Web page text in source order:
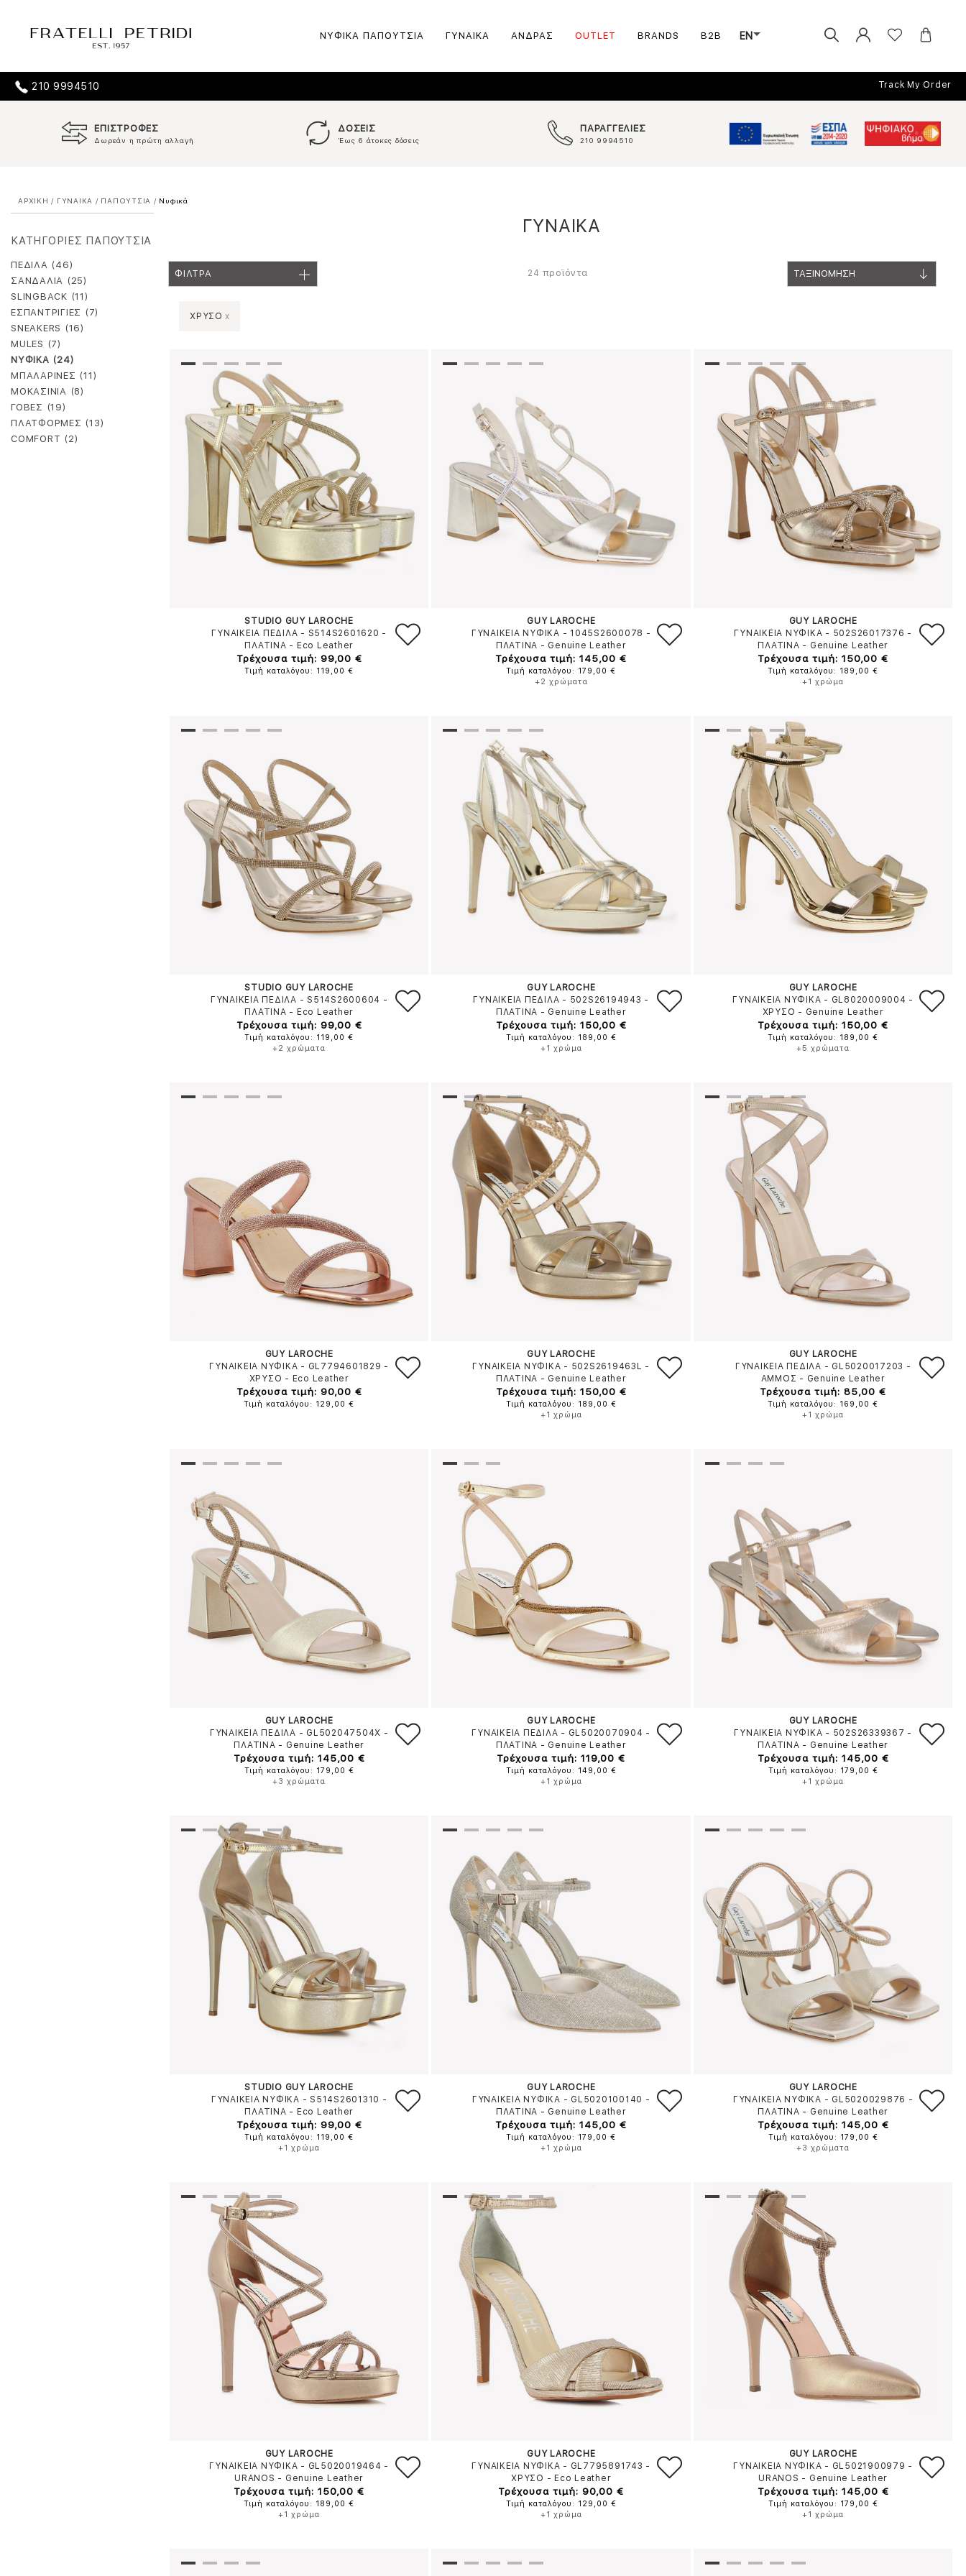
ΝΥΦΙΚΑ ΠΑΠΟΥΤΣΙΑ ΓΥΝΑΙΚΑ ΑΝΔΡΑΣ OUTLET BRANDS B2B EN
210 9994510 Track My Order
ΕΠΙΣΤΡΟΦΕΣ
Δωρεάν η πρώτη αλλαγή
ΔΟΣΕΙΣ
Έως 6 άτοκες δόσεις
ΠΑΡΑΓΓΕΛΙΕΣ
210 9994510
ΑΡΧΙΚΗ / ΓΥΝΑΙΚΑ / ΠΑΠΟΥΤΣΙΑ / Νυφικά
ΚΑΤΗΓΟΡΙΕΣ ΠΑΠΟΥΤΣΙΑ
ΠΕΔΙΛΑ (46)
ΣΑΝΔΑΛΙΑ (25)
SLINGBACK (11)
ΕΣΠΑΝΤΡΙΓΙΕΣ (7)
SNEAKERS (16)
MULES (7)
ΝΥΦΙΚΑ (24)
ΜΠΑΛΑΡΙΝΕΣ (11)
ΜΟΚΑΣΙΝΙΑ (8)
ΓΟΒΕΣ (19)
ΠΛΑΤΦΟΡΜΕΣ (13)
COMFORT (2)
ΓΥΝΑΙΚΑ
ΦΙΛΤΡΑ 24 προϊόντα ΤΑΞΙΝΟΜΗΣΗ
ΧΡΥΣΟ x
STUDIO GUY LAROCHE
ΓΥΝΑΙΚΕΙΑ ΠΕΔΙΛΑ - S514S2601620 -
ΠΛΑΤΙΝΑ - Eco Leather
Τρέχουσα τιμή: 99,00 €
Τιμή καταλόγου: 119,00 €
GUY LAROCHE
ΓΥΝΑΙΚΕΙΑ ΝΥΦΙΚΑ - 1045S2600078 -
ΠΛΑΤΙΝΑ - Genuine Leather
Τρέχουσα τιμή: 145,00 €
Τιμή καταλόγου: 179,00 €
+2 χρώματα
GUY LAROCHE
ΓΥΝΑΙΚΕΙΑ ΝΥΦΙΚΑ - 502S26017376 -
ΠΛΑΤΙΝΑ - Genuine Leather
Τρέχουσα τιμή: 150,00 €
Τιμή καταλόγου: 189,00 €
+1 χρώμα
STUDIO GUY LAROCHE
ΓΥΝΑΙΚΕΙΑ ΠΕΔΙΛΑ - S514S2600604 -
ΠΛΑΤΙΝΑ - Eco Leather
Τρέχουσα τιμή: 99,00 €
Τιμή καταλόγου: 119,00 €
+2 χρώματα
GUY LAROCHE
ΓΥΝΑΙΚΕΙΑ ΠΕΔΙΛΑ - 502S26194943 -
ΠΛΑΤΙΝΑ - Genuine Leather
Τρέχουσα τιμή: 150,00 €
Τιμή καταλόγου: 189,00 €
+1 χρώμα
GUY LAROCHE
ΓΥΝΑΙΚΕΙΑ ΝΥΦΙΚΑ - GL8020009004 -
ΧΡΥΣΟ - Genuine Leather
Τρέχουσα τιμή: 150,00 €
Τιμή καταλόγου: 189,00 €
+5 χρώματα
GUY LAROCHE
ΓΥΝΑΙΚΕΙΑ ΝΥΦΙΚΑ - GL7794601829 -
ΧΡΥΣΟ - Eco Leather
Τρέχουσα τιμή: 90,00 €
Τιμή καταλόγου: 129,00 €
GUY LAROCHE
ΓΥΝΑΙΚΕΙΑ ΝΥΦΙΚΑ - 502S2619463L -
ΠΛΑΤΙΝΑ - Genuine Leather
Τρέχουσα τιμή: 150,00 €
Τιμή καταλόγου: 189,00 €
+1 χρώμα
GUY LAROCHE
ΓΥΝΑΙΚΕΙΑ ΠΕΔΙΛΑ - GL5020017203 -
ΑΜΜΟΣ - Genuine Leather
Τρέχουσα τιμή: 85,00 €
Τιμή καταλόγου: 169,00 €
+1 χρώμα
GUY LAROCHE
ΓΥΝΑΙΚΕΙΑ ΠΕΔΙΛΑ - GL502047504X -
ΠΛΑΤΙΝΑ - Genuine Leather
Τρέχουσα τιμή: 145,00 €
Τιμή καταλόγου: 179,00 €
+3 χρώματα
GUY LAROCHE
ΓΥΝΑΙΚΕΙΑ ΠΕΔΙΛΑ - GL5020070904 -
ΠΛΑΤΙΝΑ - Genuine Leather
Τρέχουσα τιμή: 119,00 €
Τιμή καταλόγου: 149,00 €
+1 χρώμα
GUY LAROCHE
ΓΥΝΑΙΚΕΙΑ ΝΥΦΙΚΑ - 502S26339367 -
ΠΛΑΤΙΝΑ - Genuine Leather
Τρέχουσα τιμή: 145,00 €
Τιμή καταλόγου: 179,00 €
+1 χρώμα
STUDIO GUY LAROCHE
ΓΥΝΑΙΚΕΙΑ ΝΥΦΙΚΑ - S514S2601310 -
ΠΛΑΤΙΝΑ - Eco Leather
Τρέχουσα τιμή: 99,00 €
Τιμή καταλόγου: 119,00 €
+1 χρώμα
GUY LAROCHE
ΓΥΝΑΙΚΕΙΑ ΝΥΦΙΚΑ - GL5020100140 -
ΠΛΑΤΙΝΑ - Genuine Leather
Τρέχουσα τιμή: 145,00 €
Τιμή καταλόγου: 179,00 €
+1 χρώμα
GUY LAROCHE
ΓΥΝΑΙΚΕΙΑ ΝΥΦΙΚΑ - GL5020029876 -
ΠΛΑΤΙΝΑ - Genuine Leather
Τρέχουσα τιμή: 145,00 €
Τιμή καταλόγου: 179,00 €
+3 χρώματα
GUY LAROCHE
ΓΥΝΑΙΚΕΙΑ ΝΥΦΙΚΑ - GL5020019464 -
URANOS - Genuine Leather
Τρέχουσα τιμή: 150,00 €
Τιμή καταλόγου: 189,00 €
+1 χρώμα
GUY LAROCHE
ΓΥΝΑΙΚΕΙΑ ΝΥΦΙΚΑ - GL7795891743 -
ΧΡΥΣΟ - Eco Leather
Τρέχουσα τιμή: 90,00 €
Τιμή καταλόγου: 129,00 €
+1 χρώμα
GUY LAROCHE
ΓΥΝΑΙΚΕΙΑ ΝΥΦΙΚΑ - GL5021900979 -
URANOS - Genuine Leather
Τρέχουσα τιμή: 145,00 €
Τιμή καταλόγου: 179,00 €
+1 χρώμα